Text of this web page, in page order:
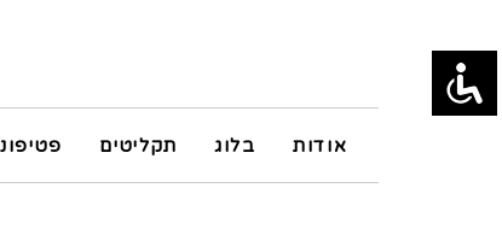
אודות בלוג תקליטים